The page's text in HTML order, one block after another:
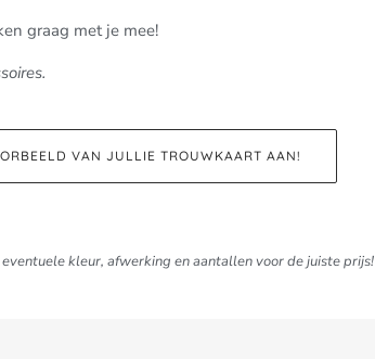
graag met je mee!
VAN JULLIE TROUWKAART AAN!
kleur, afwerking en aantallen voor de juiste prijs!